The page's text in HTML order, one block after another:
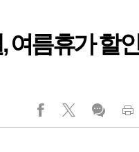
여름휴가 할